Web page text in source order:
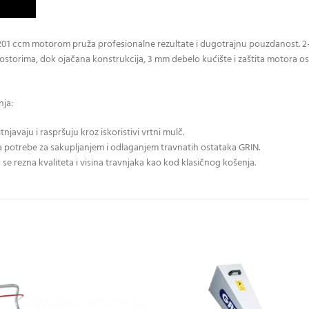
ccm motorom pruža profesionalne rezultate i dugotrajnu
dok ojačana konstrukcija, 3 mm debelo kućište i zaštita motora
i raspršuju kroz iskoristivi vrtni mulč.
za sakupljanjem i odlaganjem travnatih ostataka GRIN.
rezna kvaliteta i visina travnjaka kao kod klasičnog košenja.